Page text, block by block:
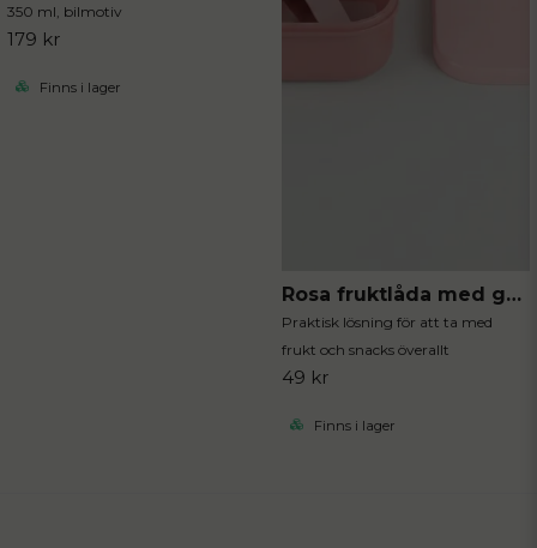
350 ml, bilmotiv
179 kr
Finns i lager
Rosa fruktlåda med gaffel
Praktisk lösning för att ta med
frukt och snacks överallt
49 kr
Finns i lager